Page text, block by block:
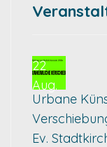
22
Aug.
Urbane
Ev.